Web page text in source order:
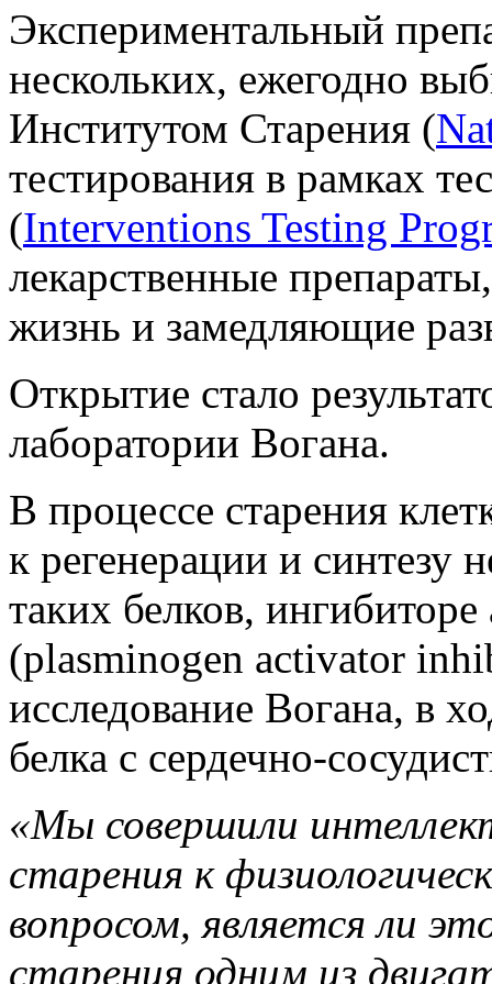
Экспериментальный
нескольких, ежегодно
Институтом Старения (
тестирования в рамках
(Interventions Testing
лекарственные
жизнь и замедляющие
Открытие стало
лаборатории Вогана.
В процессе старения
к регенерации и синтезу
таких белков,
(plasminogen activator
исследование Вогана, в
белка с сердечно-
«Мы совершили
старения к
вопросом, является ли
старения одним из